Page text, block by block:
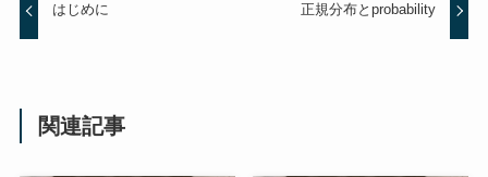
はじめに 正規分布とprobability
関連記事